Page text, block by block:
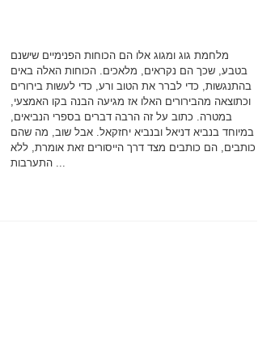
מלחמת גוג ומגוג אלו הם הכוחות הפנימיים שישנם
בטבע, שכך הם נקראים, מלאכים. הכוחות האלה באים
בהתנגשות, כדי לברר את הטוב ורע, כדי לעשות בירורים
וכתוצאה מהבירורים האלו אז מגיעה הבנה בקו האמצעי,
במטרה. כתוב על זה הרבה דברים בספרי הנביאים,
במיוחד בנביא דניאל ובנביא יחזקאל. אבל שוב, מה שהם
כותבים, הם כותבים מצד דרך הייסורים זאת אומרת, ללא
התערבות ...